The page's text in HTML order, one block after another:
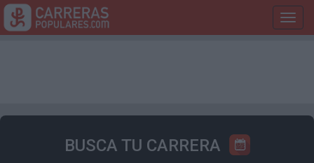
BUSCA TU CARRERA